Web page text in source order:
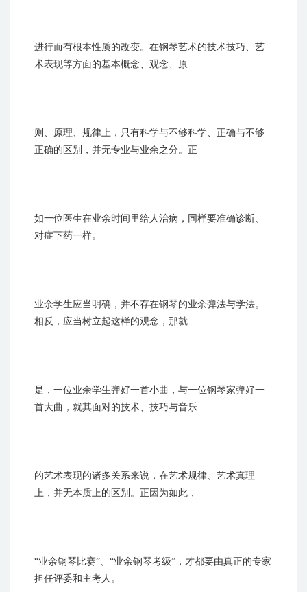
进行而有根本性质的改变。在钢琴艺术的技术技巧、艺
术表现等方面的基本概念、观念、原
则、原理、规律上，只有科学与不够科学、正确与不够
正确的区别，并无专业与业余之分。正
如一位医生在业余时间里给人治病，同样要准确诊断、
对症下药一样。
业余学生应当明确，并不存在钢琴的业余弹法与学法。
相反，应当树立起这样的观念，那就
是，一位业余学生弹好一首小曲，与一位钢琴家弹好一
首大曲，就其面对的技术、技巧与音乐
的艺术表现的诸多关系来说，在艺术规律、艺术真理
上，并无本质上的区别。正因为如此，
“业余钢琴比赛”、“业余钢琴考级”，才都要由真正的专家
担任评委和主考人。